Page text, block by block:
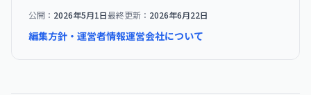
公開： 2026年5月1日最終更新： 2026年6月22日
編集方針・運営者情報運営会社について